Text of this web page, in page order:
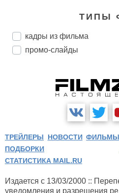
ТИПЫ
кадры из фильма
промо-слайды
ТРЕЙЛЕРЫ НОВОСТИ ФИЛЬМЫ
ПОДБОРКИ
СТАТИСТИКА MAIL.RU
Издается с 13/03/2000 ::
уведомления и разрешения